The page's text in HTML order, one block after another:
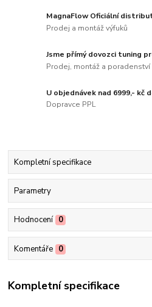
MagnaFlow Oficiální
Prodej a montáž výfuků
Jsme přímý dovozci tuning
Prodej, montáž a poradenství
U objednávek nad 6999,- kč
Dopravce PPL
Kompletní specifikace
Parametry
Hodnocení 0
Komentáře 0
Kompletní specifikace